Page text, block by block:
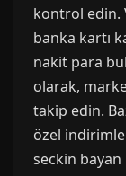
kontrol edin.
banka kartı
nakit para
olarak,
takip edin.
özel
seckin